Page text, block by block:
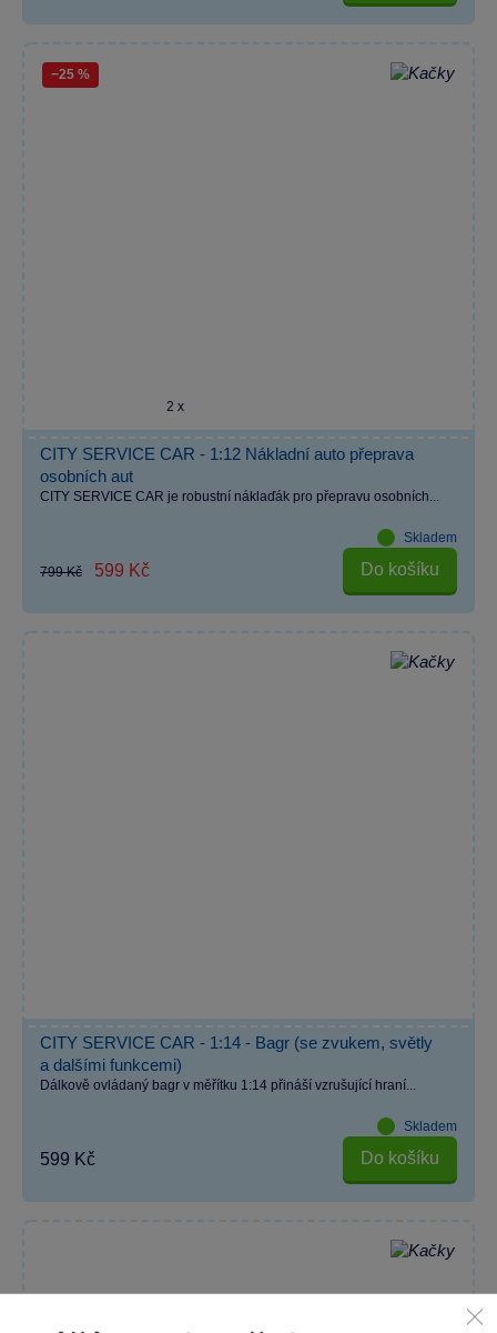
−25 %
2 x
CITY SERVICE CAR - 1:12 Nákladní auto přeprava
osobních aut
CITY SERVICE CAR je robustní náklaďák pro přepravu osobních...
Skladem
799 Kč 599 Kč Do košíku
CITY SERVICE CAR - 1:14 - Bagr (se zvukem, světly
a dalšími funkcemi)
Dálkově ovládaný bagr v měřítku 1:14 přináší vzrušující hraní...
Skladem
599 Kč Do košíku